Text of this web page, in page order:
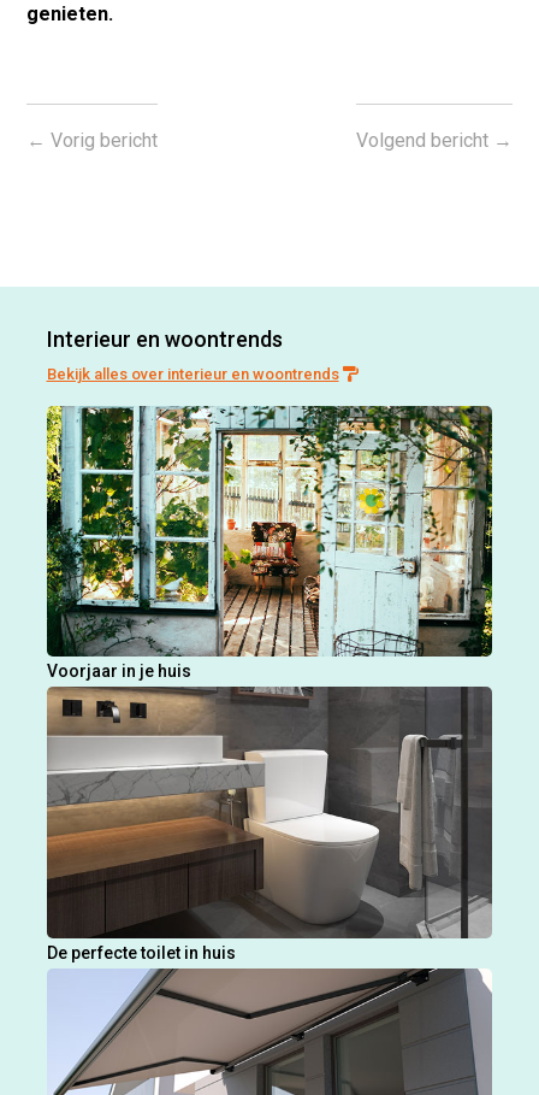
genieten.
←Vorig bericht Volgend bericht→
Interieur en woontrends
Bekijk alles over interieur en woontrends
Voorjaar in je huis
De perfecte toilet in huis